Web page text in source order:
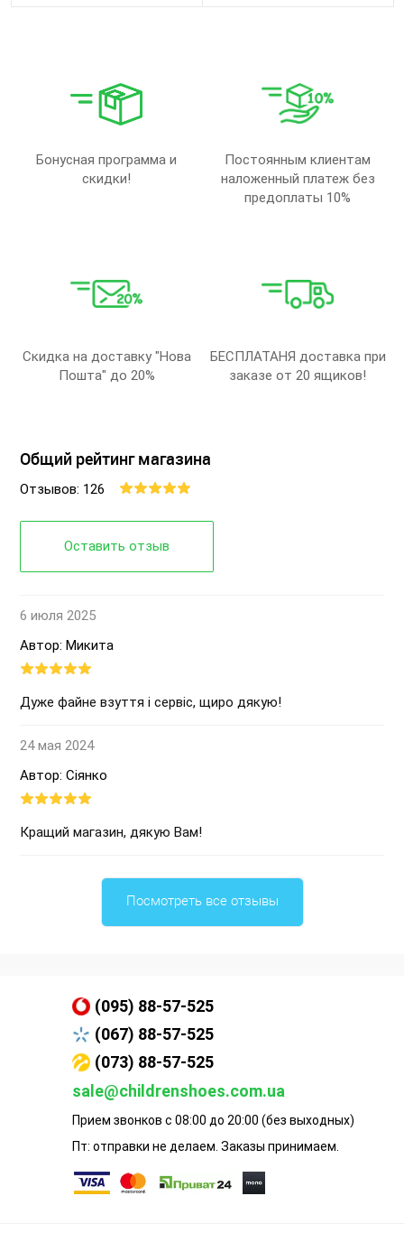
Бонусная программа и
скидки!
Постоянным клиентам
наложенный платеж без
предоплаты 10%
Скидка на доставку "Нова
Пошта" до 20%
БЕСПЛАТАНЯ доставка при
заказе от 20 ящиков!
Общий рейтинг магазина
Отзывов: 126
Оставить отзыв
6 июля 2025
Автор: Микита
Дуже файне взуття і сервіс, щиро дякую!
24 мая 2024
Автор: Сіянко
Кращий магазин, дякую Вам!
Посмотреть все отзывы
(095) 88-57-525
(067) 88-57-525
(073) 88-57-525
sale@childrenshoes.com.ua
Прием звонков с 08:00 до 20:00 (без выходных)
Пт: отправки не делаем. Заказы принимаем.